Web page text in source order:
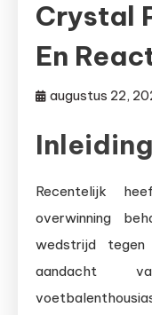
Crystal
En
augustus 22,
Inleiding
Recentelijk
overwinning
wedstrijd
aandacht